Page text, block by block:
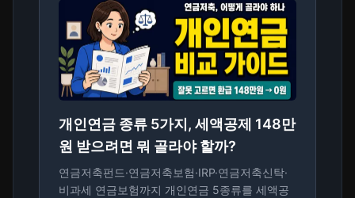
개인연금 종류 5가지, 세액공제 148만
원 받으려면 뭐 골라야 할까?
연금저축펀드·연금저축보험·IRP·연금저축신탁·
비과세 연금보험까지 개인연금 5종류를 세액공